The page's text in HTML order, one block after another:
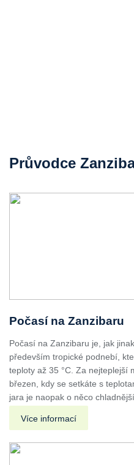
Průvodce
Počasí na Zanzibaru
Počasí na Zanzibaru je, jak
především tropické podnebí,
teploty až 35 °C. Za nejteplejší
březen, kdy se setkáte s
jara je naopak o něco
Více informací